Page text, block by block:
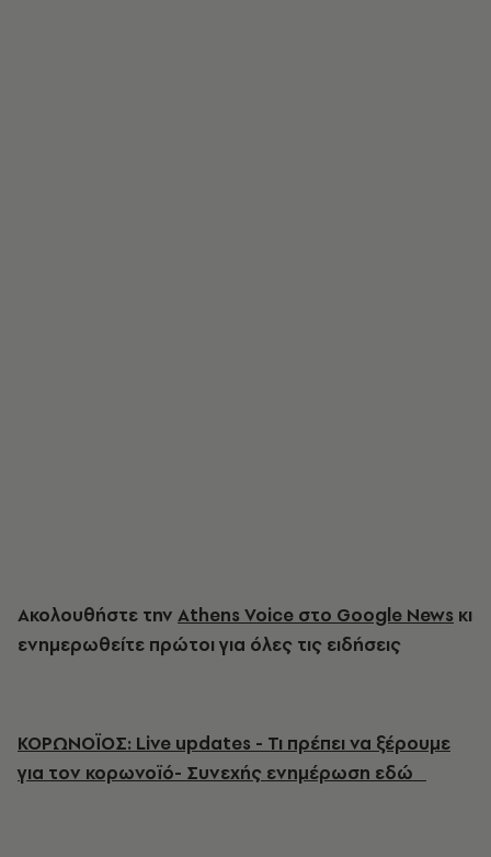
Ακολουθήστε την Athens Voice στο Google News κι
ενημερωθείτε πρώτοι για όλες τις ειδήσεις
ΚΟΡΩΝΟΪΟΣ: Live updates - Τι πρέπει να ξέρουμε
για τον κορωνοϊό- Συνεχής ενημέρωση εδώ